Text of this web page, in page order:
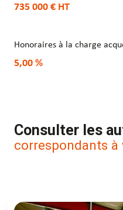
735 000 € HT
Honoraires à la charge
5,00 %
Consulter les
correspondants